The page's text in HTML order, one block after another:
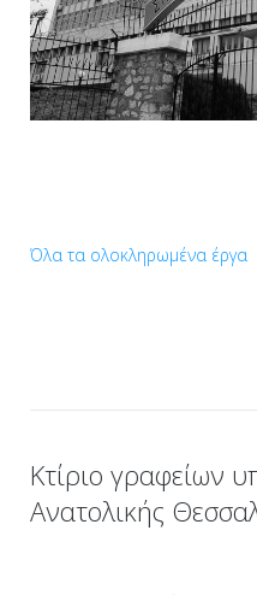
Όλα τα ολοκληρωμένα έργα
Κτίριο γραφείων
Ανατολικής